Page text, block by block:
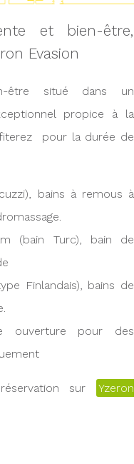
et bien-être,
Evasion
être situé dans un
propice à la
pour la durée de
bains à remous à
(bain Turc), bain de
Finlandais), bains de
ouverture pour des
sur
Yzeron